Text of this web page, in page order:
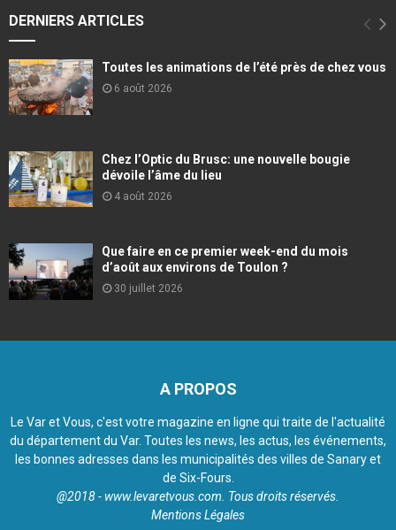
DERNIERS ARTICLES
Toutes les animations de l’été près de chez vous
6 août 2026
Chez l’Optic du Brusc: une nouvelle bougie
dévoile l’âme du lieu
4 août 2026
Que faire en ce premier week-end du mois
d’août aux environs de Toulon ?
30 juillet 2026
A PROPOS
Le Var et Vous, c'est votre magazine en ligne qui traite de l'actualité
du département du Var. Toutes les news, les actus, les événements,
les bonnes adresses dans les municipalités des villes de Sanary et
de Six-Fours.
@2018 - www.levaretvous.com. Tous droits réservés.
Mentions Légales